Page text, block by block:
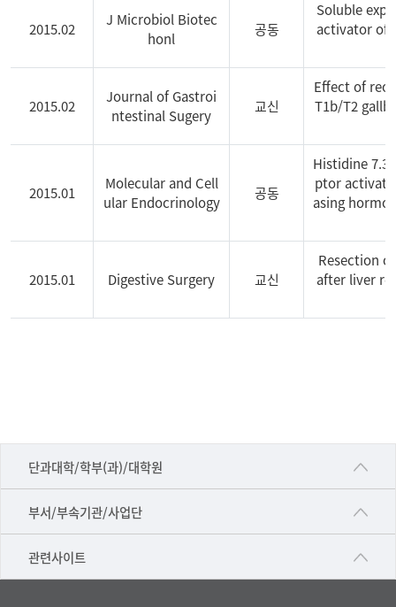
속
구
2015.02
J Microbiol Biotec
honl
공동
Soluble
activator of
2015.02
Journal of Gastroi
ntestinal Sugery
교신
Effect of
T1b/T2
2015.01
Molecular and Cell
ular Endocrinology
공동
Histidine
ptor
asing
2015.01 Digestive Surgery 교신
Resection
after liver
단과대학/학부(과)/대학원
■인문대학
▷국어국문학부
▷일본어·일본학과
부서/부속기관/사업단
공동기기센터
공학교육혁신센터
관련사이트
건강가정지원센터
교수협의회